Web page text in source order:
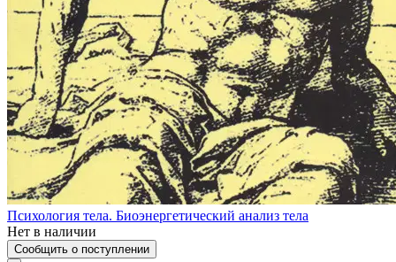
Психология тела. Биоэнергетический анализ тела
Нет в наличии
Сообщить о поступлении